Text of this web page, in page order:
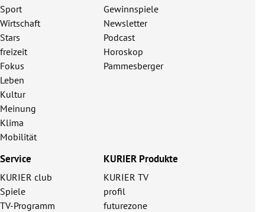
Sport
Wirtschaft
Stars
freizeit
Fokus
Leben
Kultur
Meinung
Klima
Mobilität
Gewinnspiele
Newsletter
Podcast
Horoskop
Pammesberger
Service
KURIER club
Spiele
TV-Programm
KURIER Produkte
KURIER TV
profil
futurezone